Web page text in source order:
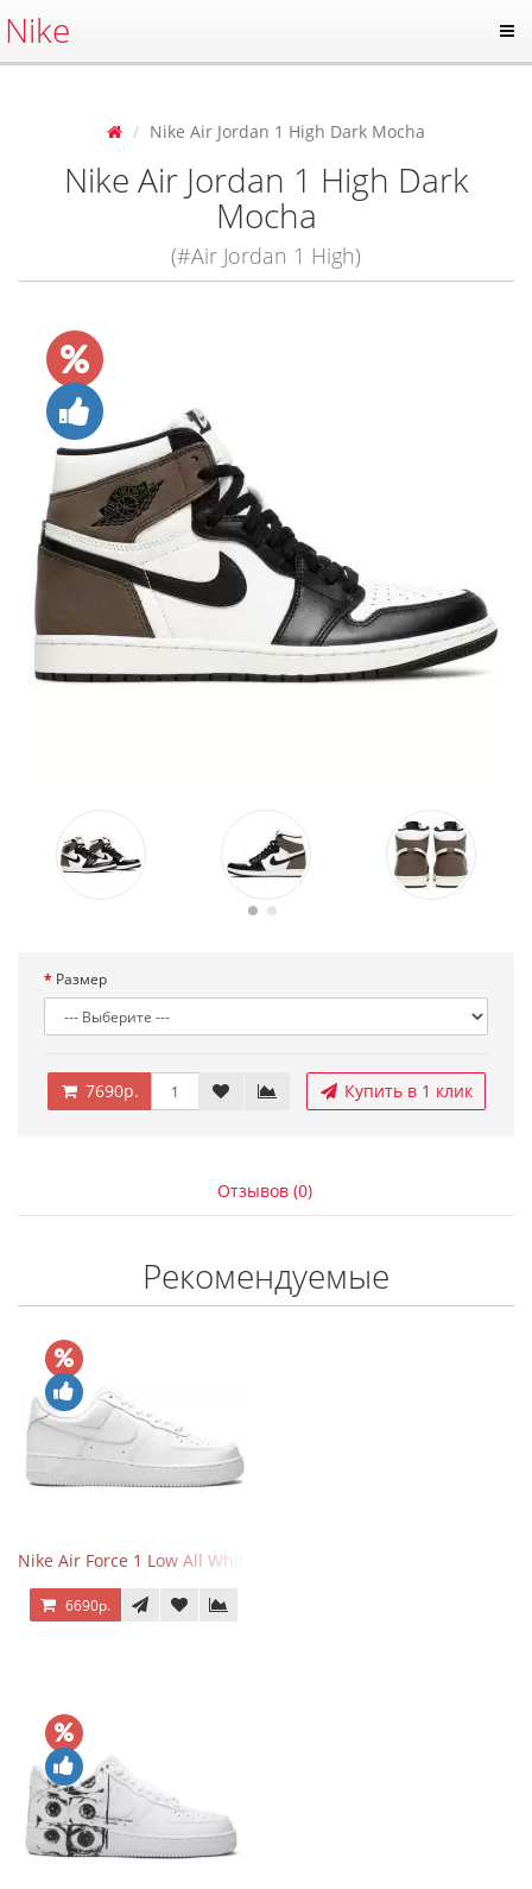
Nike
Nike Air Jordan 1 High Dark Mocha
Nike Air Jordan 1 High Dark
Mocha
(#Air Jordan 1 High)
Размер
7690р. Купить в 1 клик
Отзывов (0)
Рекомендуемые
Nike Air Force 1 Low All White
6690р.